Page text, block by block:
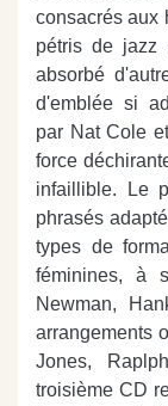
consacrés aux
pétris de jazz
absorbé
d'emblée si
par Nat Cole
force
infaillible. Le
phrasés
types de
féminines, à
Newman,
arrangements
Jones,
troisième CD